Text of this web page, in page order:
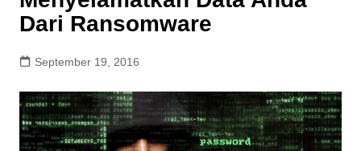
Dari Ransomware
September 19, 2016